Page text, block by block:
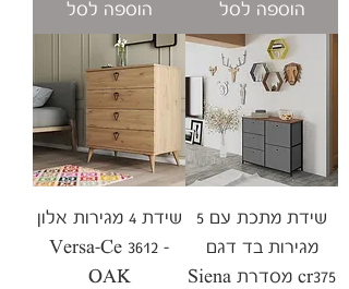
הוספה לסל הוספה לסל
שידת מתכת עם 5
מגירות בד דגם
cr375 מסדרת Siena
שידת 4 מגירות אלון
- Versa-Ce 3612
OAK